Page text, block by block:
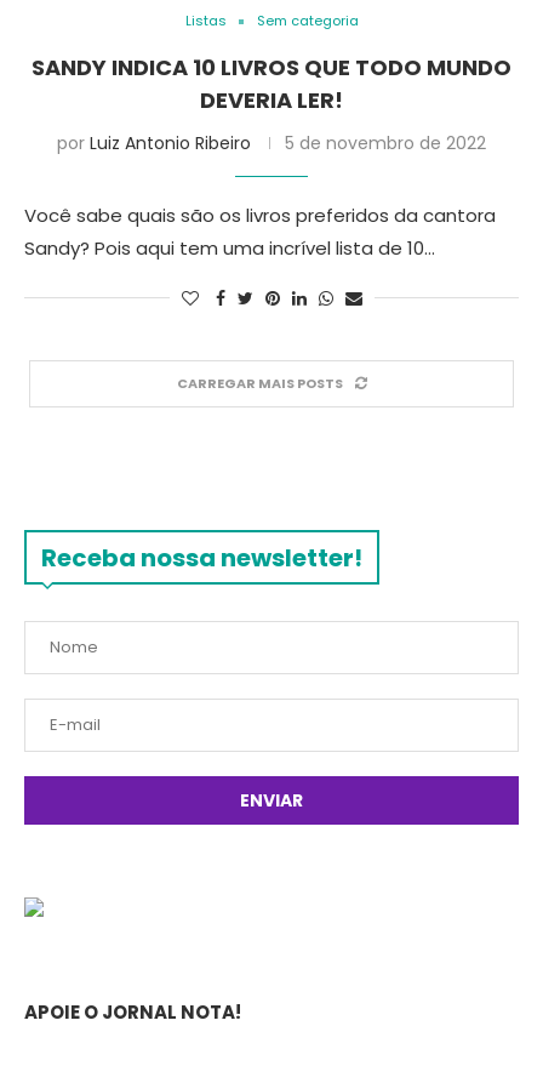
Listas Sem categoria
SANDY INDICA 10 LIVROS QUE TODO MUNDO
DEVERIA LER!
por Luiz Antonio Ribeiro 5 de novembro de 2022
Você sabe quais são os livros preferidos da cantora
Sandy? Pois aqui tem uma incrível lista de 10…
CARREGAR MAIS POSTS
Receba nossa newsletter!
APOIE O JORNAL NOTA!